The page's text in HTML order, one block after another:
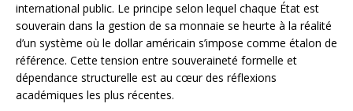
international public. Le principe selon lequel chaque État est
souverain dans la gestion de sa monnaie se heurte à la réalité
d’un système où le dollar américain s’impose comme étalon de
référence. Cette tension entre souveraineté formelle et
dépendance structurelle est au cœur des réflexions
académiques les plus récentes.